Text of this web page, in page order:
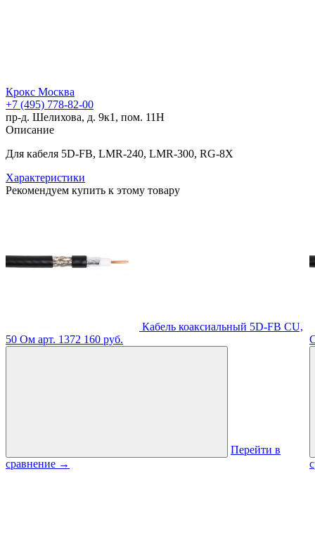
Крокс Москва
+7 (495) 778-82-00
пр-д. Шелихова, д. 9к1, пом. 11Н
Описание
Для кабеля 5D-FB, LMR-240, LMR-300, RG-8X
Характеристики
Рекомендуем купить к этому товару
Кабель коаксиальный 5D-FB CU,
50 Ом арт. 1372 160 руб.
Перейти в
сравнение →